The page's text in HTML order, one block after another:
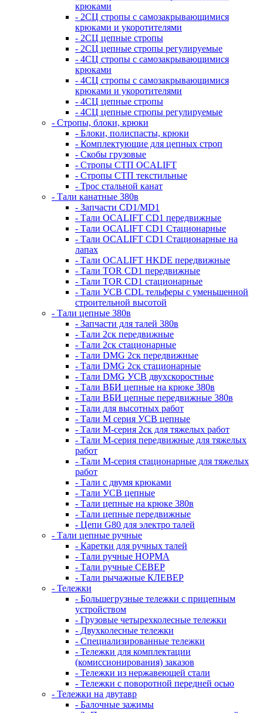
крюками
- 2СЦ стропы с самозакрывающимися
крюками и укоротителями
- 2СЦ цепные стропы
- 2СЦ цепные стропы регулируемые
- 4СЦ стропы с самозакрывающимися
крюками
- 4СЦ стропы с самозакрывающимися
крюками и укоротителями
- 4СЦ цепные стропы
- 4СЦ цепные стропы регулируемые
- Стропы, блоки, крюки
- Блоки, полиспасты, крюки
- Комплектующие для цепных строп
- Скобы грузовые
- Стропы СТП OCALIFT
- Стропы СТП текстильные
- Трос стальной канат
- Тали канатные 380в
- Запчасти CD1/MD1
- Тали OCALIFT CD1 передвижные
- Тали OCALIFT CD1 Стационарные
- Тали OCALIFT CD1 Стационарные на
лапах
- Тали OCALIFT HKDE передвижные
- Тали TOR CD1 передвижные
- Тали TOR CD1 стационарные
- Тали УСВ CDL тельферы с уменьшенной
строительной высотой
- Тали цепные 380в
- Запчасти для талей 380в
- Тали 2ск передвижные
- Тали 2ск стационарные
- Тали DMG 2ск передвижные
- Тали DMG 2ск стационарные
- Тали DMG УСВ двухскоростные
- Тали ВБИ цепные на крюке 380в
- Тали ВБИ цепные передвижные 380в
- Тали для высотных работ
- Тали М серия УСВ цепные
- Тали М-серия 2ск для тяжелых работ
- Тали М-серия передвижные для тяжелых
работ
- Тали М-серия стационарные для тяжелых
работ
- Тали с двумя крюками
- Тали УСВ цепные
- Тали цепные на крюке 380в
- Тали цепные передвижные
- Цепи G80 для электро талей
- Тали цепные ручные
- Каретки для ручных талей
- Тали ручные НОРМА
- Тали ручные СЕВЕР
- Тали рычажные КЛЕВЕР
- Тележки
- Большегрузные тележки с прицепным
устройством
- Грузовые четырехколесные тележки
- Двухколесные тележки
- Специализированные тележки
- Тележки для комплектации
(комиссионирования) заказов
- Тележки из нержавеющей стали
- Тележки с поворотной передней осью
- Тележки на двутавр
- Балочные зажимы